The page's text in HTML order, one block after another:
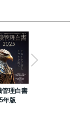
管理白書
年版